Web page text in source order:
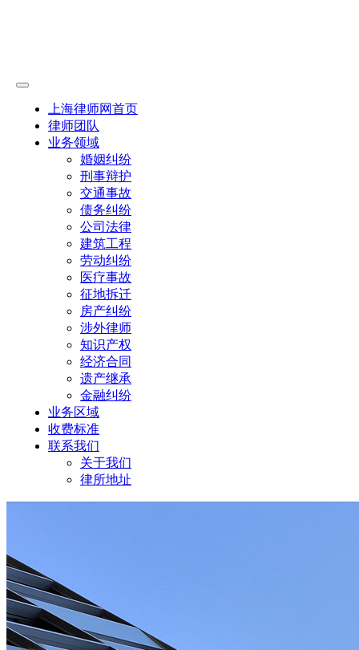
上海律师网首页
律师团队
业务领域
婚姻纠纷
刑事辩护
交通事故
债务纠纷
公司法律
建筑工程
劳动纠纷
医疗事故
征地拆迁
房产纠纷
涉外律师
知识产权
经济合同
遗产继承
金融纠纷
业务区域
收费标准
联系我们
关于我们
律所地址